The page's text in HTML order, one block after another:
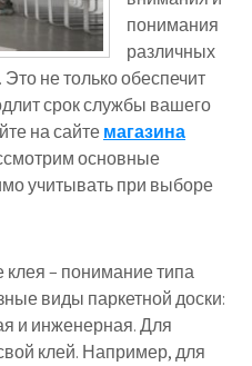
понимания
различных
не только обеспечит
срок службы вашего
на сайтемагазина
основные
учитывать при выборе
– понимание типа
виды паркетной доски:
и инженерная. Для
клей. Например, для